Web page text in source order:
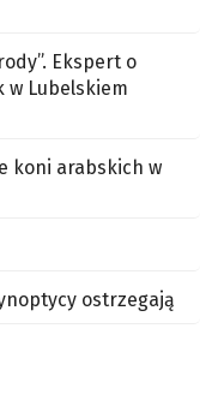
Ekspert o
Lubelskiem
koni arabskich w
ostrzegają